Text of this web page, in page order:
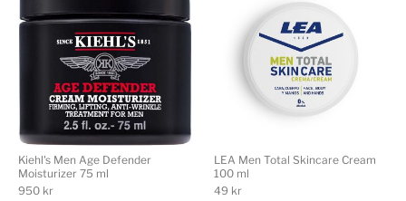
Kiehl's Men Age Defender
Moisturizer 75 ml
950 kr
LEA Men Total Skincare Cream
100 ml
49 kr